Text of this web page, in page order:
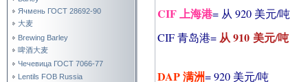
Ячмень ГОСТ 28692-90
大麦
Brewing Barley
啤酒大麦
Чечевица ГОСТ 7066-77
Lentils FOB Russia
CIF 上海港= 从 920 美元/吨
CIF 青岛港= 从 910 美元/吨
DAP 满洲= 920 美元/吨